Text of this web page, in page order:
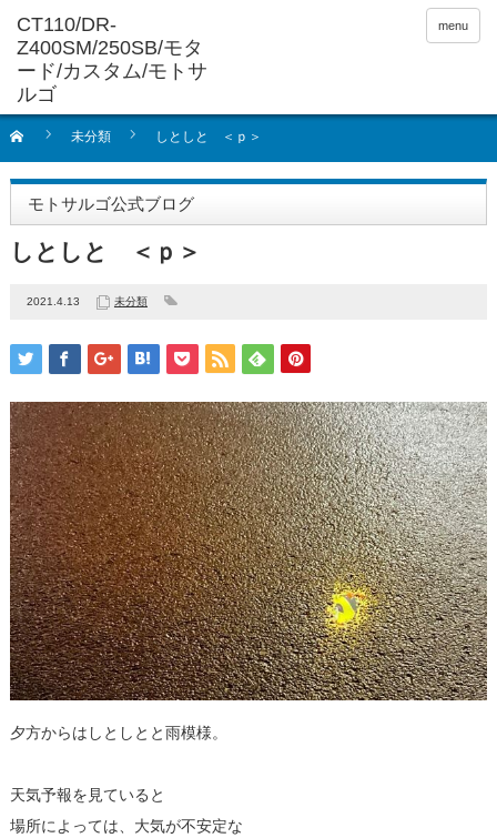
menu
未分類 しとしと ＜ｐ＞
モトサルゴ公式ブログ
しとしと ＜ｐ＞
2021.4.13 未分類
夕方からはしとしとと雨模様。
天気予報を見ていると
場所によっては、大気が不安定な